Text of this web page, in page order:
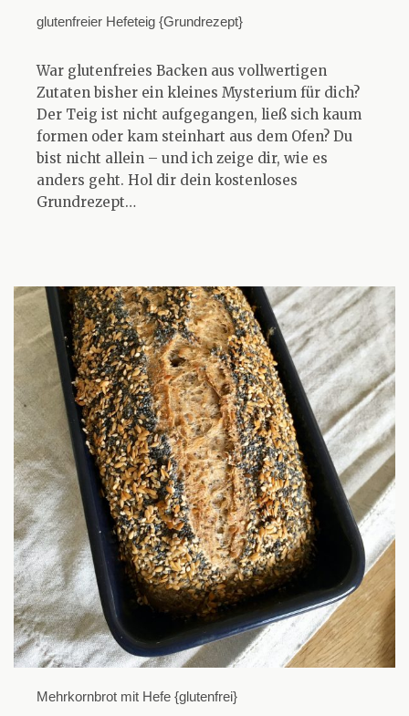
glutenfreier Hefeteig {Grundrezept}
War glutenfreies Backen aus vollwertigen
Zutaten bisher ein kleines Mysterium für dich?
Der Teig ist nicht aufgegangen, ließ sich kaum
formen oder kam steinhart aus dem Ofen? Du
bist nicht allein – und ich zeige dir, wie es
anders geht. Hol dir dein kostenloses
Grundrezept…
Mehrkornbrot mit Hefe {glutenfrei}